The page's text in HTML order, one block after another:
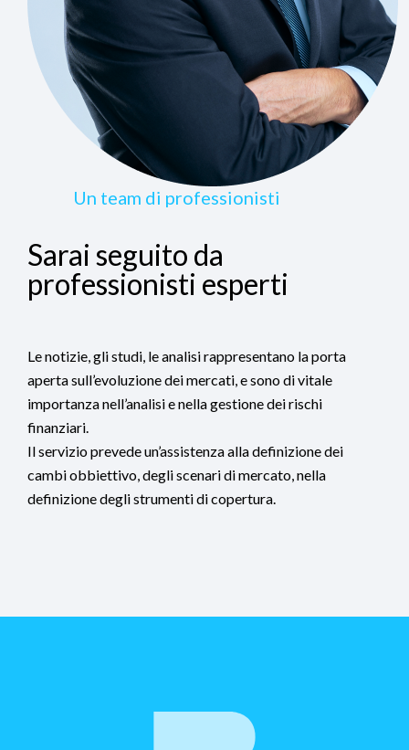
Un team di professionisti
Sarai seguito da
professionisti esperti
Le notizie, gli studi, le analisi rappresentano la porta
aperta sull’evoluzione dei mercati, e sono di vitale
importanza nell’analisi e nella gestione dei rischi
finanziari.
Il servizio prevede un’assistenza alla definizione dei
cambi obbiettivo, degli scenari di mercato, nella
definizione degli strumenti di copertura.